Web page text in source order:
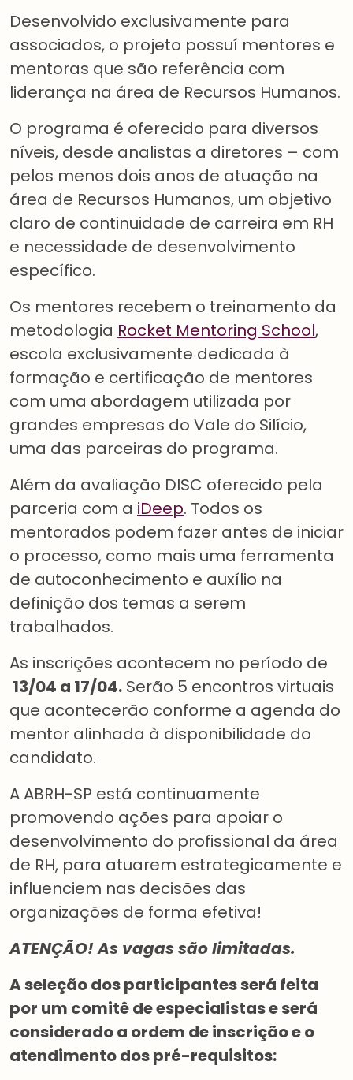
Desenvolvido exclusivamente para
associados, o projeto possuí mentores e
mentoras que são referência com
liderança na área de Recursos Humanos.
O programa é oferecido para diversos
níveis, desde analistas a diretores – com
pelos menos dois anos de atuação na
área de Recursos Humanos, um objetivo
claro de continuidade de carreira em RH
e necessidade de desenvolvimento
específico.
Os mentores recebem o treinamento da
metodologia Rocket Mentoring School,
escola exclusivamente dedicada à
formação e certificação de mentores
com uma abordagem utilizada por
grandes empresas do Vale do Silício,
uma das parceiras do programa.
Além da avaliação DISC oferecido pela
parceria com a iDeep. Todos os
mentorados podem fazer antes de iniciar
o processo, como mais uma ferramenta
de autoconhecimento e auxílio na
definição dos temas a serem
trabalhados.
As inscrições acontecem no período de
13/04 a 17/04. Serão 5 encontros virtuais
que acontecerão conforme a agenda do
mentor alinhada à disponibilidade do
candidato.
A ABRH-SP está continuamente
promovendo ações para apoiar o
desenvolvimento do profissional da área
de RH, para atuarem estrategicamente e
influenciem nas decisões das
organizações de forma efetiva!
ATENÇÃO! As vagas são limitadas.
A seleção dos participantes será feita
por um comitê de especialistas e será
considerado a ordem de inscrição e o
atendimento dos pré-requisitos: